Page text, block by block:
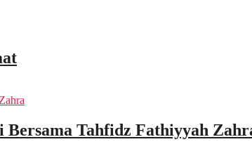
Tahfidz Fathiyyah